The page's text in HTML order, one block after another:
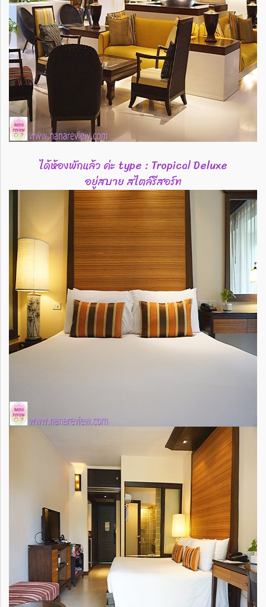
ได้ห้องพักแล้ว ค่ะ type : Tropical Deluxe
อยู่สบาย สไตล์รีสอร์ท